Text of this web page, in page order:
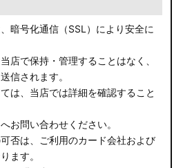
暗号化通信（SSL）により安全に
店で保持・管理することはなく、
信されます。
は、当店では詳細を確認すること
お問い合わせください。
否は、ご利用のカード会社および
ます。